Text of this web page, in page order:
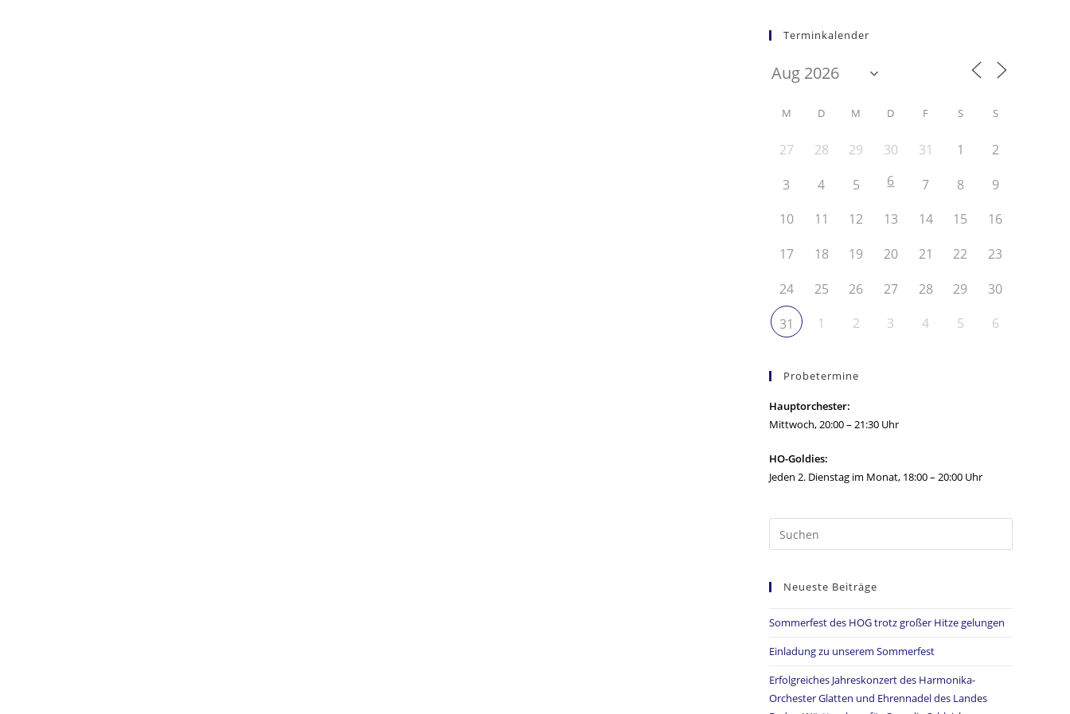
Terminkalender
M D M D F S S
27 28 29 30 31 1
2
3
4 5 6 7 8
9
10
11 12 13 14 15
16
17
18 19 20 21 22
23
24
25 26 27 28 29 30
31 1 2 3 4 5 6
Probetermine
Hauptorchester:
Mittwoch, 20:00 – 21:30 Uhr
HO-Goldies:
Jeden 2. Dienstag im Monat, 18:00 – 20:00 Uhr
Neueste Beiträge
Sommerfest des HOG trotz großer Hitze gelungen
Einladung zu unserem Sommerfest
Erfolgreiches Jahreskonzert des Harmonika-
Orchester Glatten und Ehrennadel des Landes